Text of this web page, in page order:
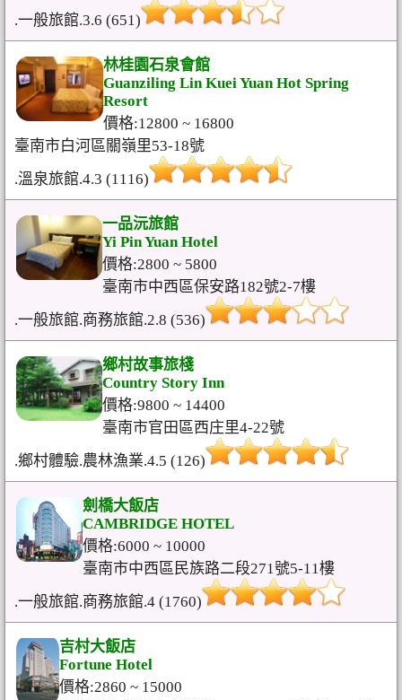
.一般旅館.3.6 (651)
林桂園石泉會館
Guanziling Lin Kuei Yuan Hot Spring
Resort
價格:12800 ~ 16800
臺南市白河區關嶺里53-18號
.溫泉旅館.4.3 (1116)
一品沅旅館
Yi Pin Yuan Hotel
價格:2800 ~ 5800
臺南市中西區保安路182號2-7樓
.一般旅館.商務旅館.2.8 (536)
鄉村故事旅棧
Country Story Inn
價格:9800 ~ 14400
臺南市官田區西庄里4-22號
.鄉村體驗.農林漁業.4.5 (126)
劍橋大飯店
CAMBRIDGE HOTEL
價格:6000 ~ 10000
臺南市中西區民族路二段271號5-11樓
.一般旅館.商務旅館.4 (1760)
吉村大飯店
Fortune Hotel
價格:2860 ~ 15000